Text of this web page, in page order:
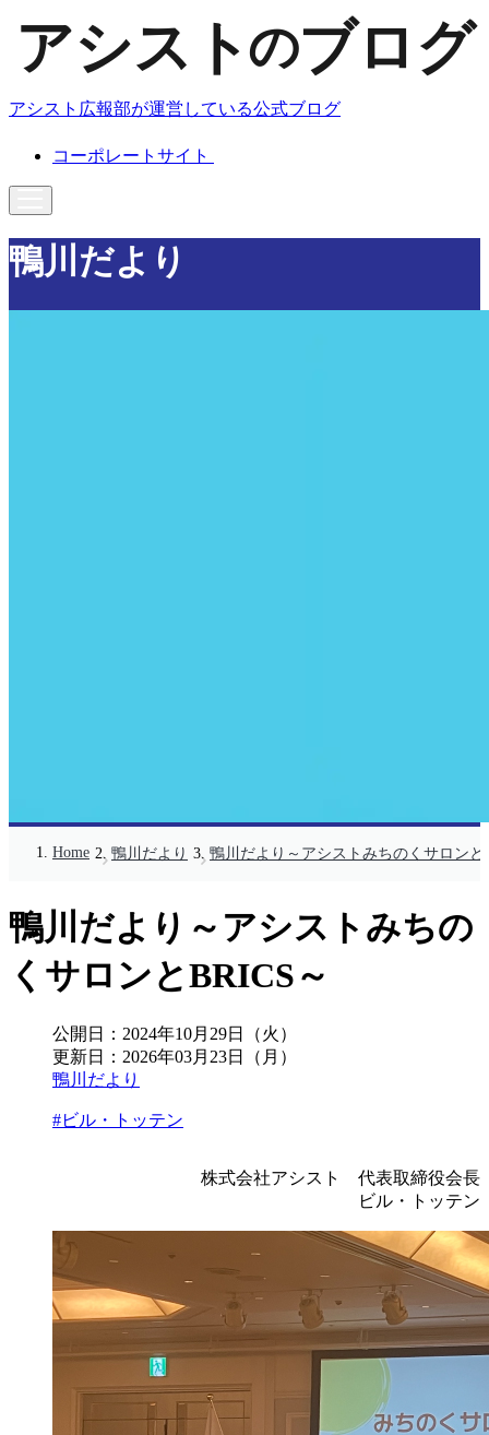
アシスト広報部が運営している公式ブログ
コーポレートサイト
鴨川だより
Home 鴨川だより 鴨川だより～アシストみちのくサロンと
鴨川だより～アシストみちの
くサロンとBRICS～
公開日： 2024年10月29日（火）
更新日： 2026年03月23日（月）
鴨川だより
#ビル・トッテン
株式会社アシスト 代表取締役会長
ビル・トッテン